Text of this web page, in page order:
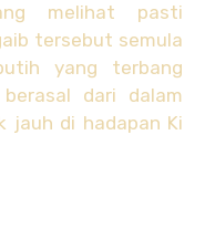
melihat pasti
tersebut semula
yang terbang
dari dalam
jauh di hadapan Ki